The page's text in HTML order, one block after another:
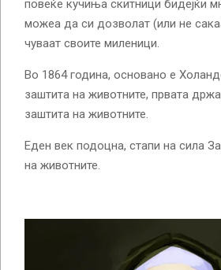
повеќе кучиња скитници бидејќи
можеа да си дозволат (или не
чуваат своите миленици.
Во 1864 година, основано е
заштита на животните, првата
заштита на животните.
Еден век подоцна, стапи на сила
на животните.